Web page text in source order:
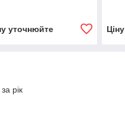
уточнюйте
рік